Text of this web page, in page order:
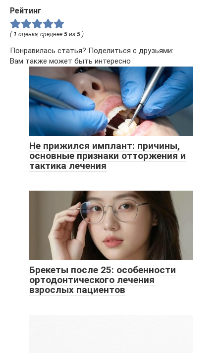
Рейтинг
( 1 оценка, среднее 5 из 5 )
Понравилась статья? Поделиться с друзьями:
Вам также может быть интересно
Не прижился имплант: причины,
основные признаки отторжения и
тактика лечения
Брекеты после 25: особенности
ортодонтического лечения
взрослых пациентов